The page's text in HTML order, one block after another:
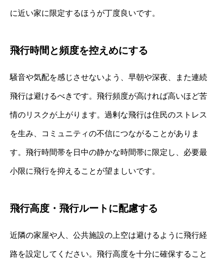
に近い家に限定するほうが丁度良いです。
飛行時間と頻度を控えめにする
騒音や気配を感じさせないよう、早朝や深夜、また連続
飛行は避けるべきです。飛行頻度が高ければ高いほど苦
情のリスクが上がります。過剰な飛行は住民のストレス
を生み、コミュニティの不信につながることがありま
す。飛行時間帯を日中の静かな時間帯に限定し、必要最
小限に飛行を抑えることが望ましいです。
飛行高度・飛行ルートに配慮する
近隣の家屋や人、公共施設の上空は避けるように飛行経
路を設定してください。飛行高度を十分に確保すること